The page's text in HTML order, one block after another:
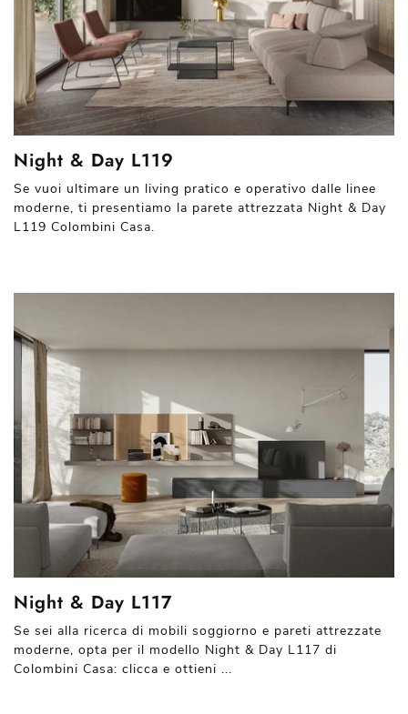
Night & Day L119
Se vuoi ultimare un living pratico e operativo dalle linee
moderne, ti presentiamo la parete attrezzata Night & Day
L119 Colombini Casa.
Night & Day L117
Se sei alla ricerca di mobili soggiorno e pareti attrezzate
moderne, opta per il modello Night & Day L117 di
Colombini Casa: clicca e ottieni ...